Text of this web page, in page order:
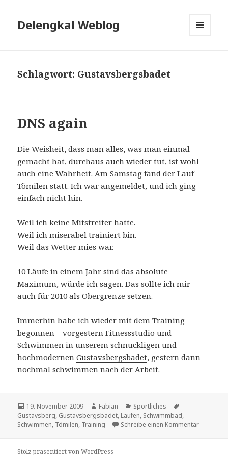
Delengkal Weblog
Schlagwort: Gustavsbergsbadet
DNS again
Die Weisheit, dass man alles, was man einmal
gemacht hat, durchaus auch wieder tut, ist wohl
auch eine Wahrheit. Am Samstag fand der Lauf
Tömilen statt. Ich war angemeldet, und ich ging
einfach nicht hin.
Weil ich keine Mitstreiter hatte.
Weil ich miserabel trainiert bin.
Weil das Wetter mies war.
10 Läufe in einem Jahr sind das absolute
Maximum, würde ich sagen. Das sollte ich mir
auch für 2010 als Obergrenze setzen.
Immerhin habe ich wieder mit dem Training
begonnen – vorgestern Fitnessstudio und
Schwimmen in unserem schnuckligen und
hochmodernenGustavsbergsbadet, gestern dann
nochmal schwimmen nach der Arbeit.
Veröffentlicht
am
19. November 2009 Autor
Fabian Kategorien
Sportliches
Gustavsberg, Gustavsbergsbadet, Laufen, Schwimmbad,
Schwimmen, Tömilen, Training Schreibe einen Kommentarzu DNS
Stolz präsentiert von WordPress